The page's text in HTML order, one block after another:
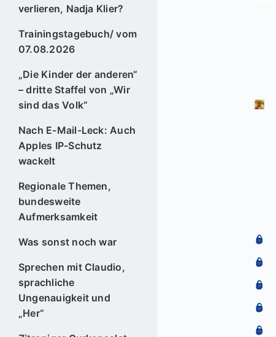
verlieren, Nadja Klier?
Trainingstagebuch/ vom
07.08.2026
„Die Kinder der anderen“
– dritte Staffel von „Wir
sind das Volk“
Nach E-Mail-Leck: Auch
Apples IP-Schutz
wackelt
Regionale Themen,
bundesweite
Aufmerksamkeit
Was sonst noch war
Sprechen mit Claudio,
sprachliche
Ungenauigkeit und
„Her“